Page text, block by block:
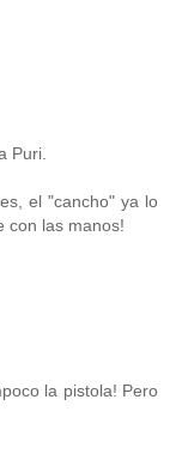
Puri.
el "cancho" ya lo
con las manos!
la pistola! Pero